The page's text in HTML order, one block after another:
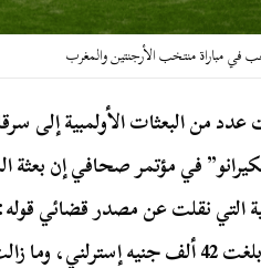
مباراة منتخب الأرجنتين والمغرب
من البعثات الأولمبية إلى
في مؤتمر صحافي إن
التي نقلت عن مصدر قضائي
لكشف هوية السارقين.